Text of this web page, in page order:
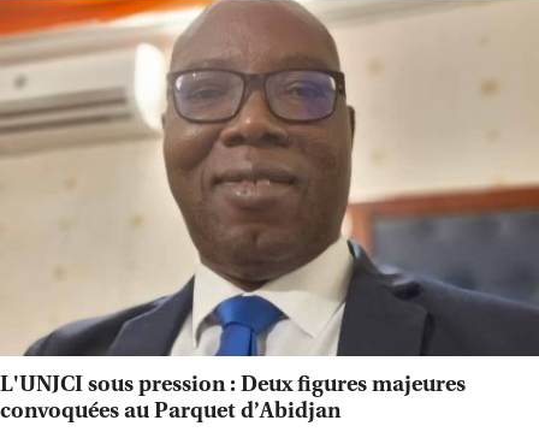
L'UNJCI sous pression : Deux figures majeures
convoquées au Parquet d’Abidjan